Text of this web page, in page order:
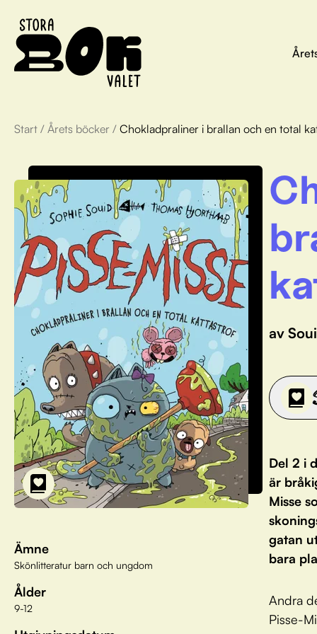
Start / Årets böcker / Chokladpraliner i brallan och en total
Ämne
Skönlitteratur barn och ungdom
Ålder
9-12
av
Del 2 i
är
Misse
gatan
bara
Andra
Pisse-